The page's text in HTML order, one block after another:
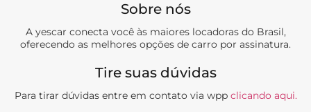
Sobre nós
A yescar conecta você às maiores locadoras do Brasil,
oferecendo as melhores opções de carro por assinatura.
Tire suas dúvidas
Para tirar dúvidas entre em contato via wpp clicando aqui.